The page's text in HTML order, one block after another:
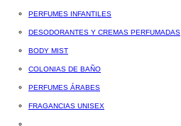
PERFUMES INFANTILES
DESODORANTES Y CREMAS PERFUMADAS
BODY MIST
COLONIAS DE BAÑO
PERFUMES ÁRABES
FRAGANCIAS UNISEX